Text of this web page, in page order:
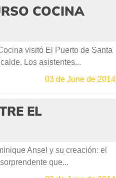
COCINA
visitó El Puerto de Santa
Los asistentes...
03 de June de 2014
EL
Ansel y su creación: el
que...